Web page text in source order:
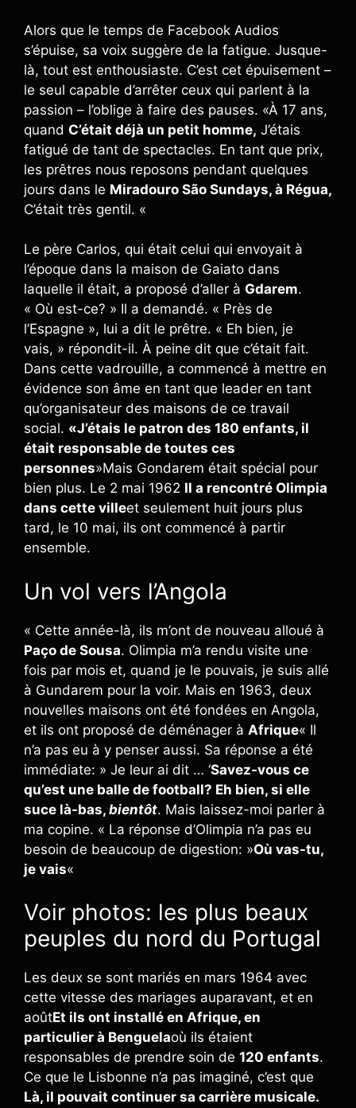
Alors que le temps de Facebook Audios
s’épuise, sa voix suggère de la fatigue. Jusque-
là, tout est enthousiaste. C’est cet épuisement –
le seul capable d’arrêter ceux qui parlent à la
passion – l’oblige à faire des pauses. «À 17 ans,
quand C’était déjà un petit homme, J’étais
fatigué de tant de spectacles. En tant que prix,
les prêtres nous reposons pendant quelques
jours dans le Miradouro São Sundays, à Régua,
C’était très gentil. «
Le père Carlos, qui était celui qui envoyait à
l’époque dans la maison de Gaiato dans
laquelle il était, a proposé d’aller à Gdarem.
« Où est-ce? » Il a demandé. « Près de
l’Espagne », lui a dit le prêtre. « Eh bien, je
vais, » répondit-il. À peine dit que c’était fait.
Dans cette vadrouille, a commencé à mettre en
évidence son âme en tant que leader en tant
qu’organisateur des maisons de ce travail
social. «J’étais le patron des 180 enfants, il
était responsable de toutes ces
personnes»Mais Gondarem était spécial pour
bien plus. Le 2 mai 1962 Il a rencontré Olimpia
dans cette villeet seulement huit jours plus
tard, le 10 mai, ils ont commencé à partir
ensemble.
Un vol vers l’Angola
« Cette année-là, ils m’ont de nouveau alloué à
Paço de Sousa. Olimpia m’a rendu visite une
fois par mois et, quand je le pouvais, je suis allé
à Gundarem pour la voir. Mais en 1963, deux
nouvelles maisons ont été fondées en Angola,
et ils ont proposé de déménager à Afrique« Il
n’a pas eu à y penser aussi. Sa réponse a été
immédiate: » Je leur ai dit … ‘Savez-vous ce
qu’est une balle de football? Eh bien, si elle
suce là-bas, bientôt. Mais laissez-moi parler à
ma copine. « La réponse d’Olimpia n’a pas eu
besoin de beaucoup de digestion: »Où vas-tu,
je vais«
Voir photos: les plus beaux
peuples du nord du Portugal
Les deux se sont mariés en mars 1964 avec
cette vitesse des mariages auparavant, et en
aoûtEt ils ont installé en Afrique, en
particulier à Benguelaoù ils étaient
responsables de prendre soin de 120 enfants.
Ce que le Lisbonne n’a pas imaginé, c’est que
Là, il pouvait continuer sa carrière musicale.